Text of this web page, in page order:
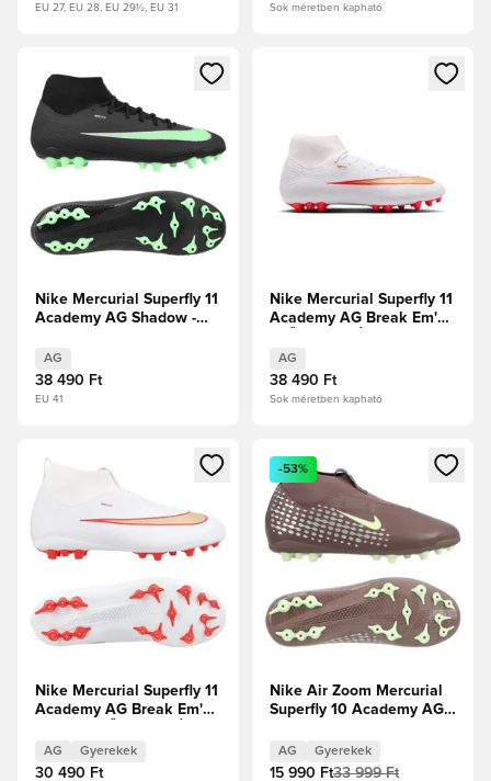
EU 27, EU 28, EU 29½, EU 31 Sok méretben kapható
Megnyit egy modált a bejelentkezéshez vagy a tagként
Nike Mercurial Superfly 11
Academy AG Shadow -
AG
38 490 Ft
EU 41
Megnyit egy modált a
Nike Mercurial Superfly 11
Academy AG Break Em'
AG
38 490 Ft
Sok méretben kapható
Megnyit egy modált a bejelentkezéshez vagy a tagként
Nike Mercurial Superfly 11
Academy AG Break Em'
AG Gyerekek
30 490 Ft
Megnyit egy modált a
-53%
Nike Air Zoom Mercurial
Superfly 10 Academy AG
Plum Eclipse/Metál ezüst
Gyerek
AG Gyerekek
15 990 Ft33 999 Ft